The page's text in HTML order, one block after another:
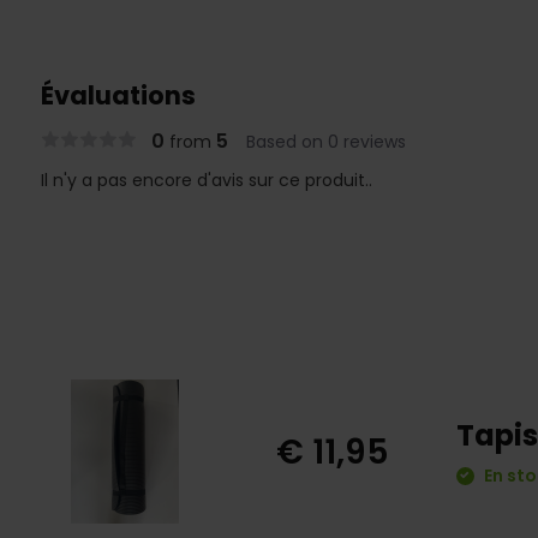
Évaluations
0 from 5 Based on 0 reviews
Il n'y a pas encore d'avis sur ce produit..
€ 11,95
En